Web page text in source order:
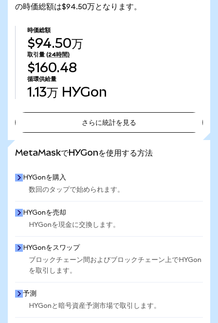
の時価総額は$94.50万となります。
時価総額
$94.50万
取引量 (24時間)
$160.48
循環供給量
1.13万 HYGon
さらに統計を見る
MetaMaskでHYGonを使用する方法
HYGonを購入
数回のタップで始められます。
HYGonを売却
HYGonを現金に交換します。
HYGonをスワップ
ブロックチェーン間およびブロックチェーン上でHYGon
を取引します。
予測
HYGonと暗号資産予測市場で取引します。